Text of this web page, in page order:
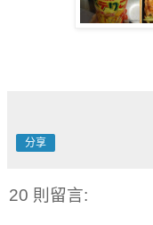
分享
20 則留言: